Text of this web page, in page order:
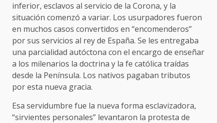
inferior, esclavos al servicio de la Corona, y la
situación comenzó a variar. Los usurpadores fueron
en muchos casos convertidos en “encomenderos”
por sus servicios al rey de España. Se les entregaba
una parcialidad autóctona con el encargo de enseñar
a los milenarios la doctrina y la fe católica traídas
desde la Península. Los nativos pagaban tributos
por esta nueva gracia.
Esa servidumbre fue la nueva forma esclavizadora,
“sirvientes personales” levantaron la protesta de